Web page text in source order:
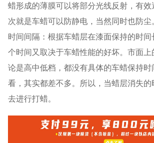
蜡形成的薄膜可以将部分光线反射，有
次就是车蜡可以防静电，当然同时也防
时间间隔：根据车蜡层在漆面保持的时
个时间又取决于车蜡性能的好坏。市面
论是高中低档，都没有具体的车蜡保持
看，其实都差不多。所以，当蜡层消失
去进行打蜡。